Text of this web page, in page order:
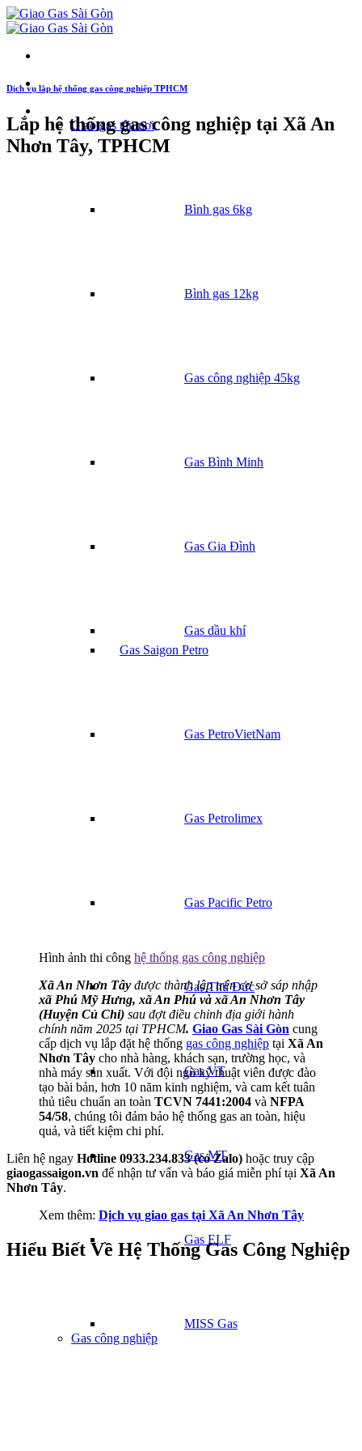
Giao gas tận nơi
Bình gas 6kg
Bình gas 12kg
Gas công nghiệp 45kg
Gas Bình Minh
Gas Gia Đình
Gas dầu khí
Gas Saigon Petro
Gas PetroVietNam
Gas Petrolimex
Gas Pacific Petro
Gas Thủ Đức
Gas VT
Gas MT
Gas ELF
MISS Gas
Gas công nghiệp
Dịch vụ lắp hệ thống gas công nghiệp TPHCM
Lắp hệ thống gas công nghiệp tại Xã An
Nhơn Tây, TPHCM
Hình ảnh thi công hệ thống gas công nghiệp
Xã An Nhơn Tây được thành lập trên cơ sở sáp nhập
xã Phú Mỹ Hưng, xã An Phú và xã An Nhơn Tây
(Huyện Củ Chi) sau đợt điều chỉnh địa giới hành
chính năm 2025 tại TPHCM. Giao Gas Sài Gòn cung
cấp dịch vụ lắp đặt hệ thống gas công nghiệp tại Xã An
Nhơn Tây cho nhà hàng, khách sạn, trường học, và
nhà máy sản xuất. Với đội ngũ kỹ thuật viên được đào
tạo bài bản, hơn 10 năm kinh nghiệm, và cam kết tuân
thủ tiêu chuẩn an toàn TCVN 7441:2004 và NFPA
54/58, chúng tôi đảm bảo hệ thống gas an toàn, hiệu
quả, và tiết kiệm chi phí.
Liên hệ ngay Hotline 0933.234.833 (có Zalo) hoặc truy cập
giaogassaigon.vn để nhận tư vấn và báo giá miễn phí tại Xã An
Nhơn Tây.
Xem thêm: Dịch vụ giao gas tại Xã An Nhơn Tây
Hiểu Biết Về Hệ Thống Gas Công Nghiệp